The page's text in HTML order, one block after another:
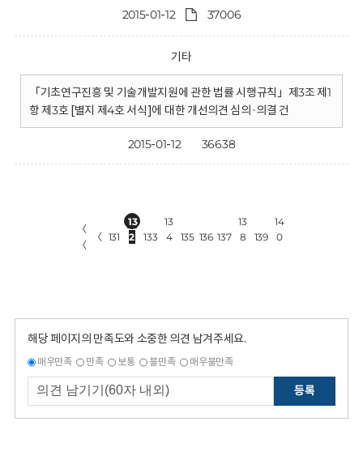
2015-01-12 37006
기타
「기초연구진흥 및 기술개발지원에 관한 법률 시행규칙」제3조 제1
항 제3호 [별지 제4호 서식]에 대한 개선의견 심의·의결 건
2015-01-12 36638
〈
〈
〈 131
13
2
133
13
4
135 136 137
13
8
139
14
0
해당 페이지의 만족도와 소중한 의견 남겨주세요.
매우만족 만족 보통 불만족 매우불만족
등록